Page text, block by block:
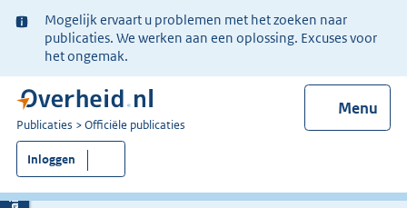
Ter
informatie:
Mogelijk ervaart u problemen met het zoeken naar
publicaties. We werken aan een oplossing. Excuses voor
het ongemak.
Menu
U
bent
nu
hier:
Publicaties Officiële publicaties
Inloggen